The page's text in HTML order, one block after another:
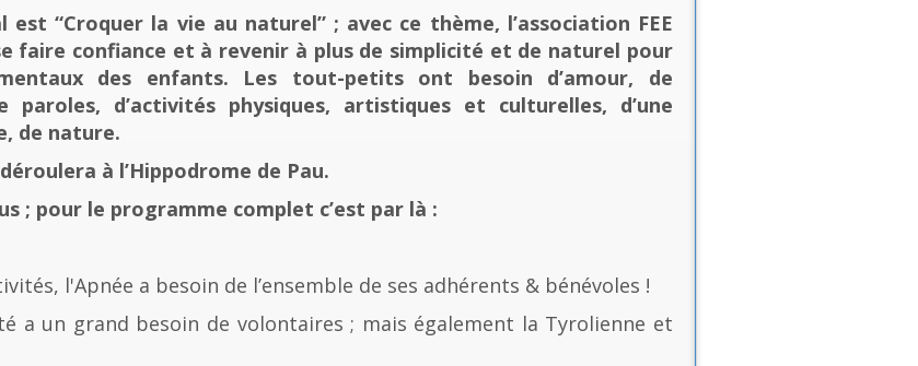
est “Croquer la vie au naturel” ; avec ce thème, l’association FEE
faire confiance et à revenir à plus de simplicité et de naturel pour
des enfants. Les tout-petits ont besoin d’amour, de
paroles, d’activités physiques, artistiques et culturelles, d’une
de nature.
à l’Hippodrome de Pau.
; pour le programme complet c’est par là :
l'Apnée a besoin de l’ensemble de ses adhérents & bénévoles !
a un grand besoin de volontaires ; mais également la Tyrolienne et